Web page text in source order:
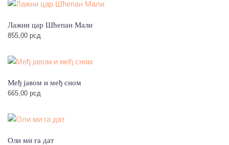
Лажни цар Шћепан Мали
855,00 рсд
Међ јавом и међ сном
665,00 рсд
Оли ми га дат